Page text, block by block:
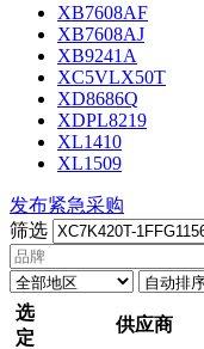
XB7608AF
XB7608AJ
XB9241A
XC5VLX50T
XD8686Q
XDPL8219
XL1410
XL1509
发布紧急采购
筛选
选
定
供应商